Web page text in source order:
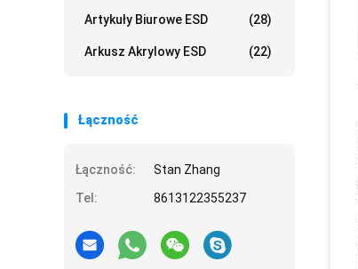
Artykuły Biurowe ESD (28)
Arkusz Akrylowy ESD (22)
Łączność
Łączność:
Stan Zhang
Tel:
8613122355237